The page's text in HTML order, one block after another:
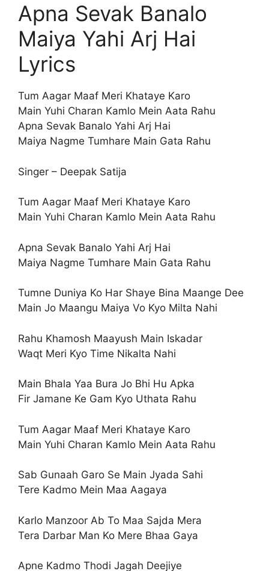
Apna Sevak Banalo
Maiya Yahi Arj Hai
Lyrics
Tum Aagar Maaf Meri Khataye Karo
Main Yuhi Charan Kamlo Mein Aata Rahu
Apna Sevak Banalo Yahi Arj Hai
Maiya Nagme Tumhare Main Gata Rahu
Singer – Deepak Satija
Tum Aagar Maaf Meri Khataye Karo
Main Yuhi Charan Kamlo Mein Aata Rahu
Apna Sevak Banalo Yahi Arj Hai
Maiya Nagme Tumhare Main Gata Rahu
Tumne Duniya Ko Har Shaye Bina Maange Dee
Main Jo Maangu Maiya Vo Kyo Milta Nahi
Rahu Khamosh Maayush Main Iskadar
Waqt Meri Kyo Time Nikalta Nahi
Main Bhala Yaa Bura Jo Bhi Hu Apka
Fir Jamane Ke Gam Kyo Uthata Rahu
Tum Aagar Maaf Meri Khataye Karo
Main Yuhi Charan Kamlo Mein Aata Rahu
Sab Gunaah Garo Se Main Jyada Sahi
Tere Kadmo Mein Maa Aagaya
Karlo Manzoor Ab To Maa Sajda Mera
Tera Darbar Man Ko Mere Bhaa Gaya
Apne Kadmo Thodi Jagah Deejiye